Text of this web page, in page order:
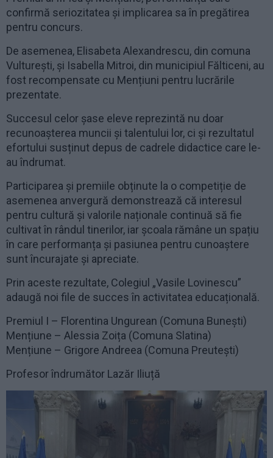
confirmă seriozitatea și implicarea sa în pregătirea
pentru concurs.
De asemenea, Elisabeta Alexandrescu, din comuna
Vulturești, și Isabella Mitroi, din municipiul Fălticeni, au
fost recompensate cu Mențiuni pentru lucrările
prezentate.
Succesul celor șase eleve reprezintă nu doar
recunoașterea muncii și talentului lor, ci și rezultatul
efortului susținut depus de cadrele didactice care le-
au îndrumat.
Participarea și premiile obținute la o competiție de
asemenea anvergură demonstrează că interesul
pentru cultură și valorile naționale continuă să fie
cultivat în rândul tinerilor, iar școala rămâne un spațiu
în care performanța și pasiunea pentru cunoaștere
sunt încurajate și apreciate.
Prin aceste rezultate, Colegiul „Vasile Lovinescu”
adaugă noi file de succes în activitatea educațională.
Premiul I – Florentina Ungurean (Comuna Bunești)
Mențiune – Alessia Zoița (Comuna Slatina)
Mențiune – Grigore Andreea (Comuna Preutești)
Profesor îndrumător Lazăr Iliuță